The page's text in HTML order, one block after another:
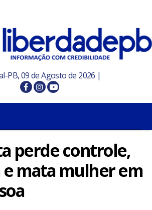
PB, 09 de Agosto de 2026 |
perde controle,
mata mulher em